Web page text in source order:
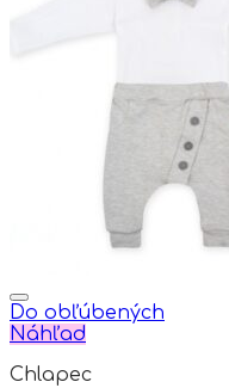
options
Do obľúbených
Náhľad
Chlapec